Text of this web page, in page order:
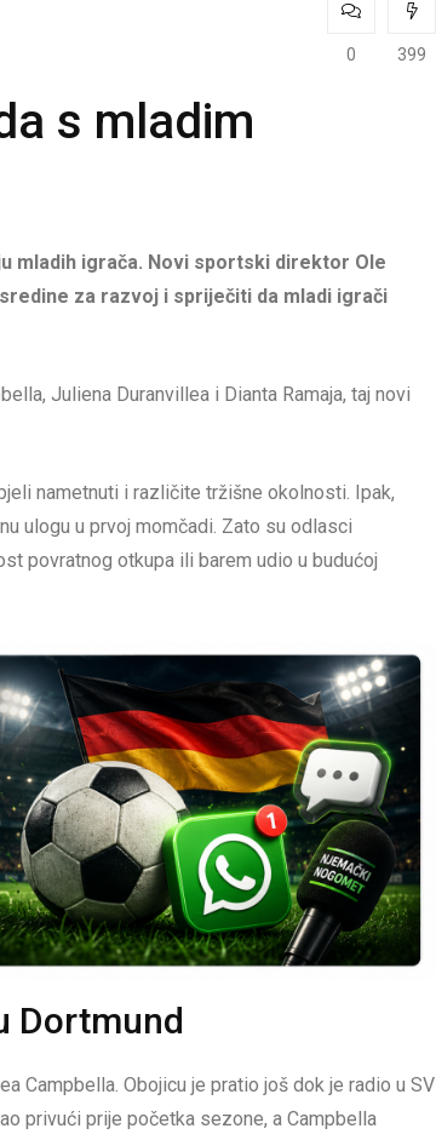
0 399
s mladim
mladih igrača. Novi sportski direktor Ole
za razvoj i spriječiti da mladi igrači
Juliena Duranvillea i Dianta Ramaja, taj novi
nametnuti i različite tržišne okolnosti. Ipak,
ulogu u prvoj momčadi. Zato su odlasci
povratnog otkupa ili barem udio u budućoj
Dortmund
Campbella. Obojicu je pratio još dok je radio u SV
privući prije početka sezone, a Campbella